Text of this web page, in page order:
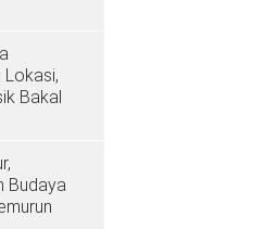
Lokasi,
Bakal
Budaya